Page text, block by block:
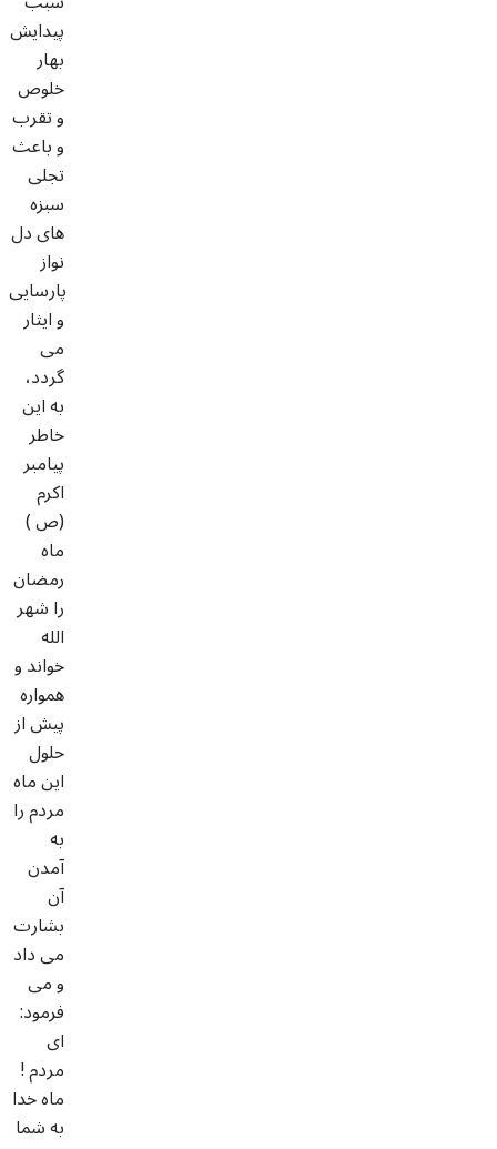
پيدايش
بهار
خلوص
و تقرب
و باعث
تجلى
سبزه
هاى دل
نواز
پارسايى
و ايثار
مى
گردد،
به اين
خاطر
پيامبر
اكرم
(ص )
ماه
رمضان
را شهر
الله
خواند و
همواره
پيش از
حلول
اين ماه
مردم را
به
آمدن
آن
بشارت
مى داد
و مى
فرمود:
اى
مردم !
ماه خدا
به شما